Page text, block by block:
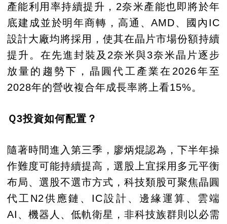
產能利用率持續提升，2奈米產能也即將於年
底建成並於明年商轉，高通、AMD、國內IC
設計大廠均將採用，使其在晶片市場份額持續
提升。在先進封裝及2奈米與3奈米晶片逐步
放量的趨勢下，晶圓代工產業在2026年至
2028年的營收複合年成長率將上看15%。
Ｑ3投資如何配置？
隨著時間進入第三季，廖炳焜認為，下半年操
作難度可能持續提高，選股上宜採用多元平衡
布局、選股不選市方式，科技類股可聚焦晶圓
代工N2供應鏈、IC設計、邊緣運算、雲端
AI、機器人、低軌衛星，非科技族群則以必需